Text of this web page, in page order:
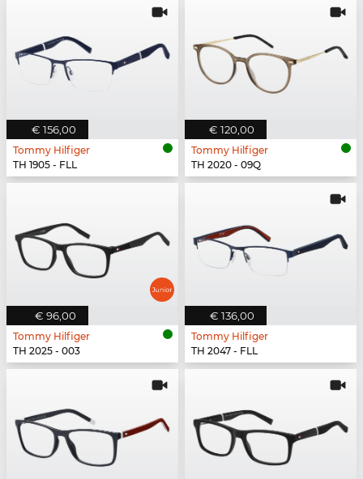
€ 156,00
Tommy Hilfiger
TH 1905 - FLL
€ 120,00
Tommy Hilfiger
TH 2020 - 09Q
€ 96,00
Tommy Hilfiger
TH 2025 - 003
€ 136,00
Tommy Hilfiger
TH 2047 - FLL